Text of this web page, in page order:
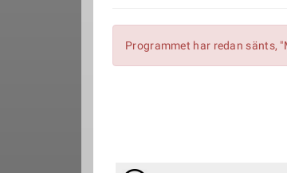
Programmet har redan sänts,